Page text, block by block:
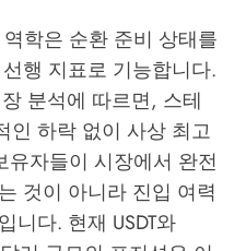
학은 순환 준비 상태를
행 지표로 기능합니다.
분석에 따르면, 스테
인 하락 없이 사상 최고
자들이 시장에서 완전
것이 아니라 진입 여력
니다. 현재 USDT와